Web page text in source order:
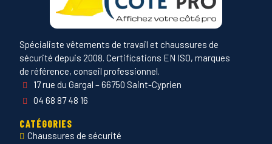
Spécialiste vêtements de travail et chaussures de
sécurité depuis 2008. Certifications EN ISO, marques
de référence, conseil professionnel.
17 rue du Gargal – 66750 Saint-Cyprien
04 68 87 48 16
CATÉGORIES
Chaussures de sécurité